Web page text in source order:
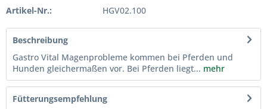
Artikel-Nr.: HGV02.100
Beschreibung
Gastro Vital Magenprobleme kommen bei Pferden und
Hunden gleichermaßen vor. Bei Pferden liegt... mehr
Fütterungsempfehlung